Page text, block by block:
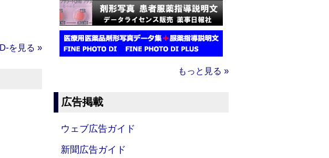
を見る »
もっと見る »
広告掲載
ウェブ広告ガイド
新聞広告ガイド